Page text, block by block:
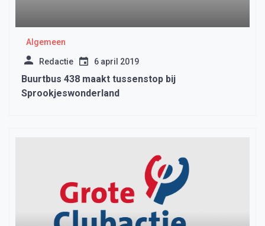
Algemeen
Redactie 6 april 2019
Buurtbus 438 maakt tussenstop bij
Sprookjeswonderland